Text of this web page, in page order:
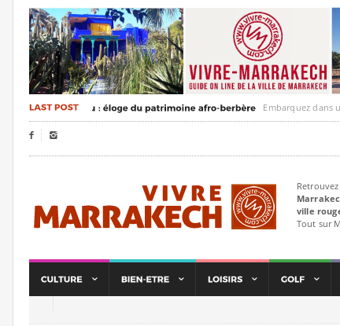
Embarquez dans un
 
ville
Tout sur